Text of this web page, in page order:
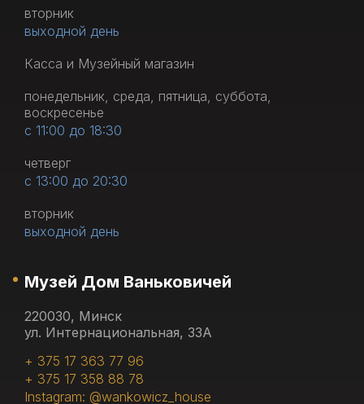
вторник
выходной день
Касса и Музейный магазин
понедельник, среда, пятница, суббота,
воскресенье
с 11:00 до 18:30
четверг
с 13:00 до 20:30
вторник
выходной день
Музей Дом Ваньковичей
220030, Минск
ул. Интернациональная, 33А
+ 375 17 363 77 96
+ 375 17 358 88 78
Instagram: @wankowicz_house